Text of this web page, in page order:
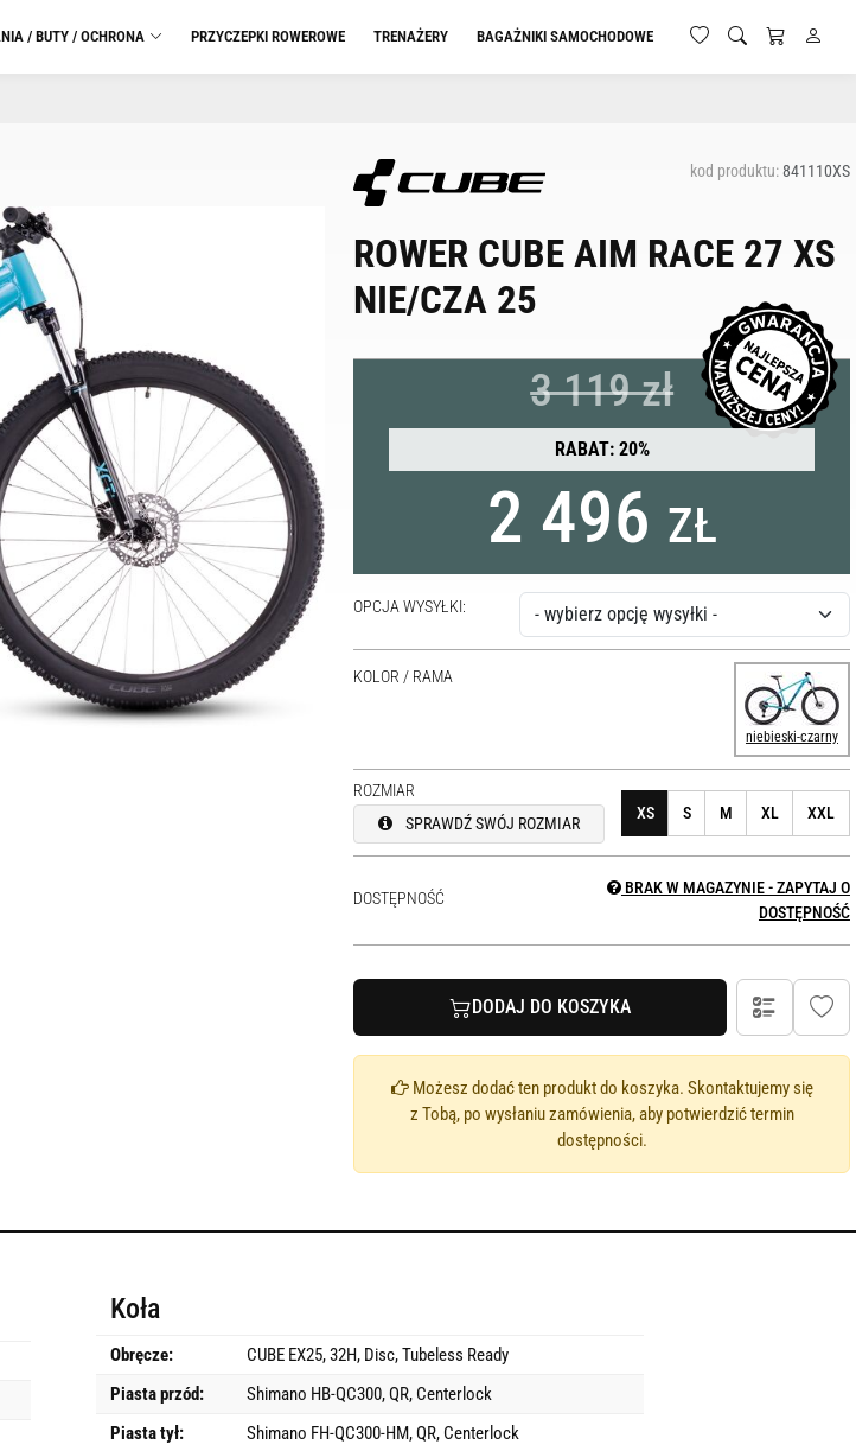
/ BUTY / OCHRONA PRZYCZEPKI ROWEROWE TRENAŻERY BAGAŻNIKI SAMOCHODOWE
kod produktu:841110XS
ROWER CUBE AIM RACE 27 XS
NIE/CZA 25
3 119 zł
RABAT: 20%
2 496 ZŁ
OPCJA WYSYŁKI:
KOLOR / RAMA
niebieski-czarny
ROZMIAR
SPRAWDŹ SWÓJ ROZMIAR
XS S M XL XXL
DOSTĘPNOŚĆ
BRAK W MAGAZYNIE - ZAPYTAJ O
DOSTĘPNOŚĆ
DODAJ DO KOSZYKA
Możesz dodać ten produkt do koszyka. Skontaktujemy się
z Tobą, po wysłaniu zamówienia, aby potwierdzić termin
dostępności.
Koła
Obręcze:
CUBE EX25, 32H, Disc, Tubeless Ready
Piasta przód:
Shimano HB-QC300, QR, Centerlock
Piasta tył:
Shimano FH-QC300-HM, QR, Centerlock